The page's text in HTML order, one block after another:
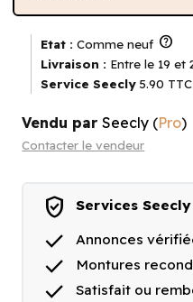
Etat : Comme neuf help
Livraison : Entre le 19 et
Service Seecly 5.90 TTC
Vendu parSeecly (Pro)
Contacter le vendeur
verified_user Services
done Annonces
done Montures
done Satisfait ou